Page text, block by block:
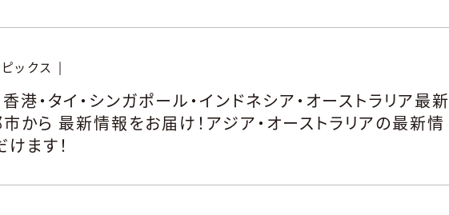
ピックス |
港・タイ・シンガポール・インドネシア・オーストラリア最新
から 最新情報をお届け！アジア・オーストラリアの最新情
ます！